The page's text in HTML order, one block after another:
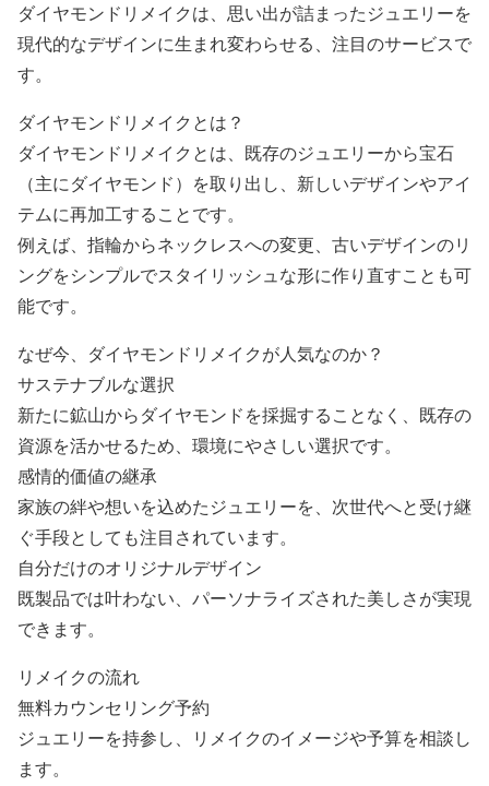
ダイヤモンドリメイクは、思い出が詰まったジュエリーを
現代的なデザインに生まれ変わらせる、注目のサービスで
す。
ダイヤモンドリメイクとは？
ダイヤモンドリメイクとは、既存のジュエリーから宝石
（主にダイヤモンド）を取り出し、新しいデザインやアイ
テムに再加工することです。
例えば、指輪からネックレスへの変更、古いデザインのリ
ングをシンプルでスタイリッシュな形に作り直すことも可
能です。
なぜ今、ダイヤモンドリメイクが人気なのか？
サステナブルな選択
新たに鉱山からダイヤモンドを採掘することなく、既存の
資源を活かせるため、環境にやさしい選択です。
感情的価値の継承
家族の絆や想いを込めたジュエリーを、次世代へと受け継
ぐ手段としても注目されています。
自分だけのオリジナルデザイン
既製品では叶わない、パーソナライズされた美しさが実現
できます。
リメイクの流れ
無料カウンセリング予約
ジュエリーを持参し、リメイクのイメージや予算を相談し
ます。